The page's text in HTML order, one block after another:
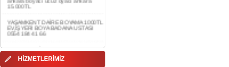
YAŞAMKENT DAİRE BOYAMA 1000TL
EV,İŞYERİ BOYA BADANA USTASI
AKDERE DAİRE BOYAMA 1000TL
EV,İŞYERİ BOYA BADANA USTASI
CEBECİ DAİRE BOYAMA 1000TL
HİZMETLERİMİZ